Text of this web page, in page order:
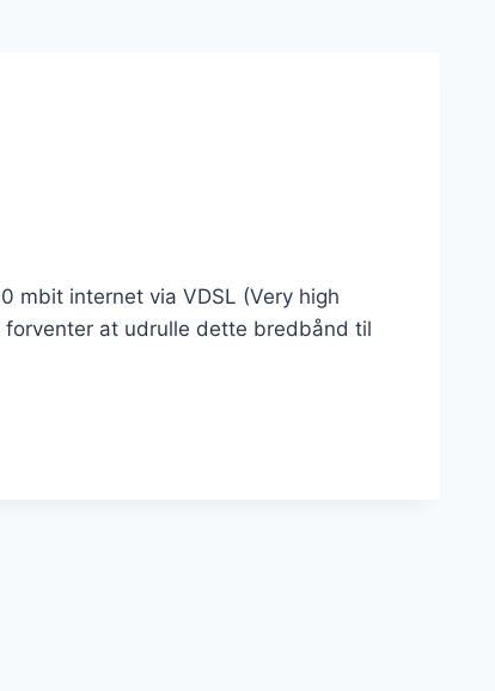
mbit internet via VDSL (Very high
at udrulle dette bredbånd til